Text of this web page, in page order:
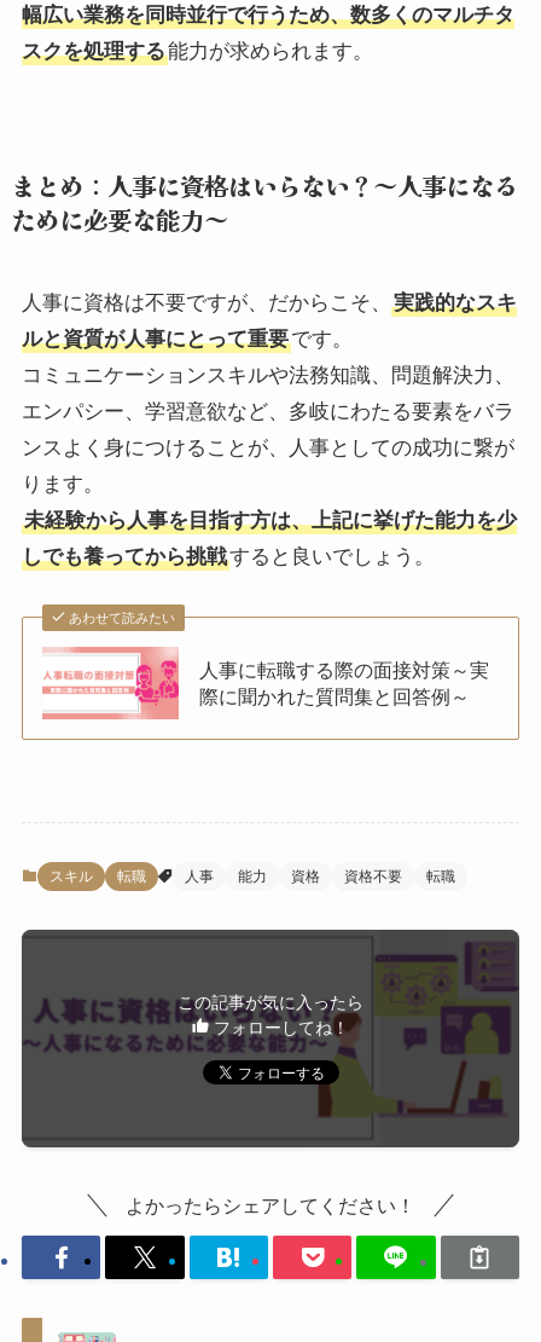
幅広い業務を同時並行で行うため、数多くのマルチタ
スクを処理する能力が求められます。
まとめ：人事に資格はいらない？～人事になる
ために必要な能力～
人事に資格は不要ですが、だからこそ、
実践的なスキ
ルと資質が人事にとって重要です。
コミュニケーションスキルや法務知識、問題解決力、
エンパシー、学習意欲など、多岐にわたる要素をバラ
ンスよく身につけることが、人事としての成功に繋が
ります。
未経験から人事を目指す方は、上記に挙げた能力を少
しでも養ってから挑戦すると良いでしょう。
あわせて読みたい
人事に転職する際の面接対策～実
際に聞かれた質問集と回答例～
スキル 転職 人事 能力 資格 資格不要 転職
この記事が気に入ったら
フォローしてね！
よかったらシェアしてください！